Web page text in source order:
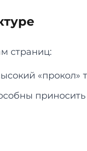
страниц:
«прокол»